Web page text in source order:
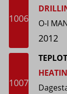
1006
O-I
2012
1007